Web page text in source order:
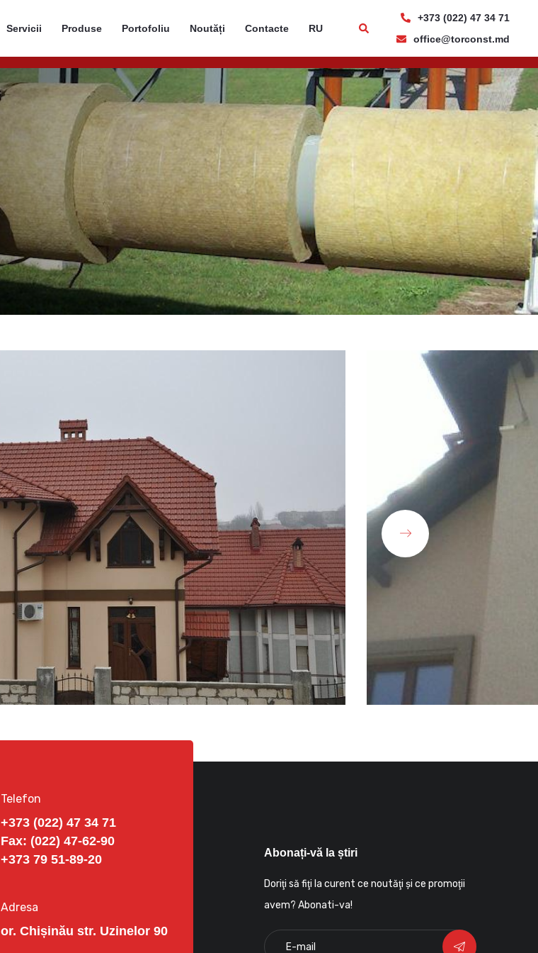
Servicii Produse Portofoliu Noutăți Contacte RU
+373 (022) 47 34 71
office@torconst.md
Telefon
+373 (022) 47 34 71
Fax: (022) 47-62-90
+373 79 51-89-20
Adresa
or. Chișinău str. Uzinelor 90
Abonați-vă la știri
Doriţi să fiţi la curent ce noutăţi şi ce promoţii
avem? Abonati-va!